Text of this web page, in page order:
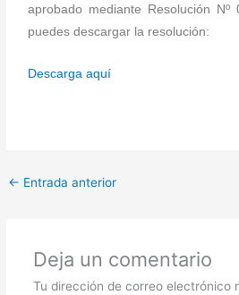
aprobado mediante Resolución Nº
puedes descargar la resolución:
Descarga aquí
← Entrada anterior
Deja un comentario
Tu dirección de correo electrónico